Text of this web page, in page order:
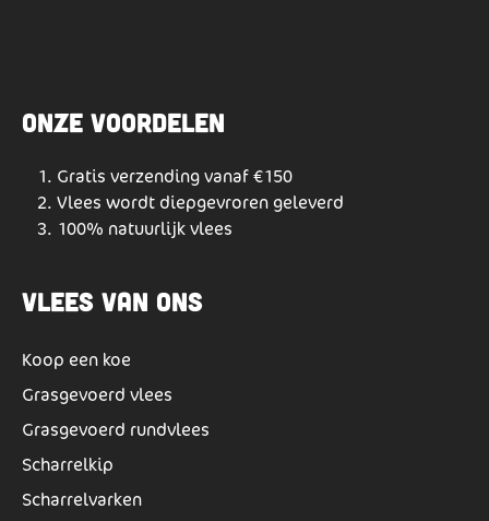
Onze voordelen
Gratis verzending vanaf €150
Vlees wordt diepgevroren geleverd
100% natuurlijk vlees
Vlees van ons
Koop een koe
Grasgevoerd vlees
Grasgevoerd rundvlees
Scharrelkip
Scharrelvarken